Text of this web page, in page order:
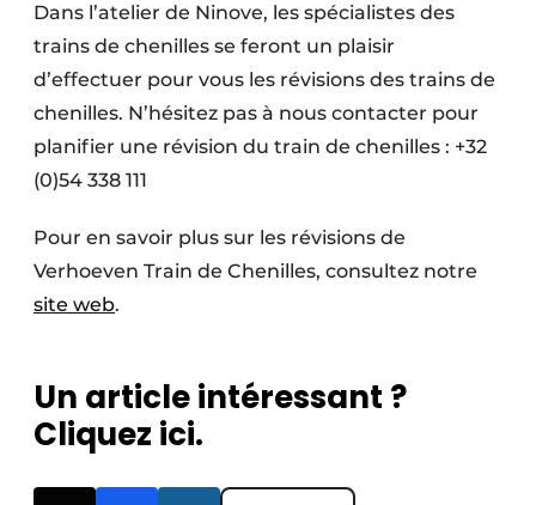
Dans l’atelier de Ninove, les spécialistes des
trains de chenilles se feront un plaisir
d’effectuer pour vous les révisions des trains de
chenilles. N’hésitez pas à nous contacter pour
planifier une révision du train de chenilles : +32
(0)54 338 111
Pour en savoir plus sur les révisions de
Verhoeven Train de Chenilles, consultez notre
site web.
Un article intéressant ?
Cliquez ici.